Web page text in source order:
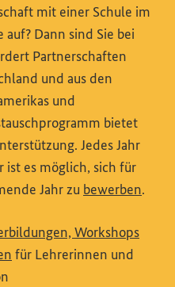
mit einer Schule im
Dann sind Sie bei
Partnerschaften
und aus den
und
bietet
Link) Jedes Jahr
ist es möglich, sich für
Jahr zu bewerben.
Workshops
(Externer Link)
für Lehrerinnen und